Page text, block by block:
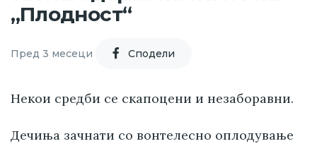
„Плодност“
Пред 3 месеци Cподели
Некои средби се скапоцени и незаборавни.
Дечиња зачнати со вонтелесно оплодување